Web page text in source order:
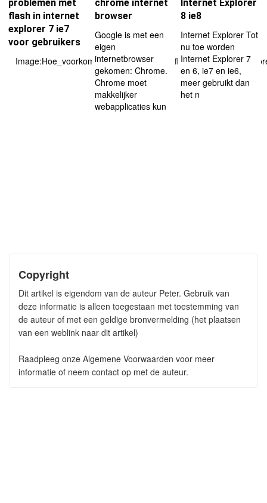
problemen met
flash in internet
explorer 7 ie7
voor gebruikers
chrome internet
browser
Google is met een
eigen
internetbrowser
gekomen: Chrome.
Chrome moet
makkelijker
webapplicaties kun
Internet Explorer
8 ie8
Internet Explorer Tot
nu toe worden
Internet Explorer 7
en 6, ie7 en ie6,
meer gebruikt dan
het n
Copyright
Dit artikel is eigendom van de auteur Peter. Gebruik van
deze informatie is alleen toegestaan met toestemming van
de auteur of met een geldige bronvermelding (het plaatsen
van een weblink naar dit artikel)
Raadpleeg onze Algemene Voorwaarden voor meer
informatie of neem contact op met de auteur.